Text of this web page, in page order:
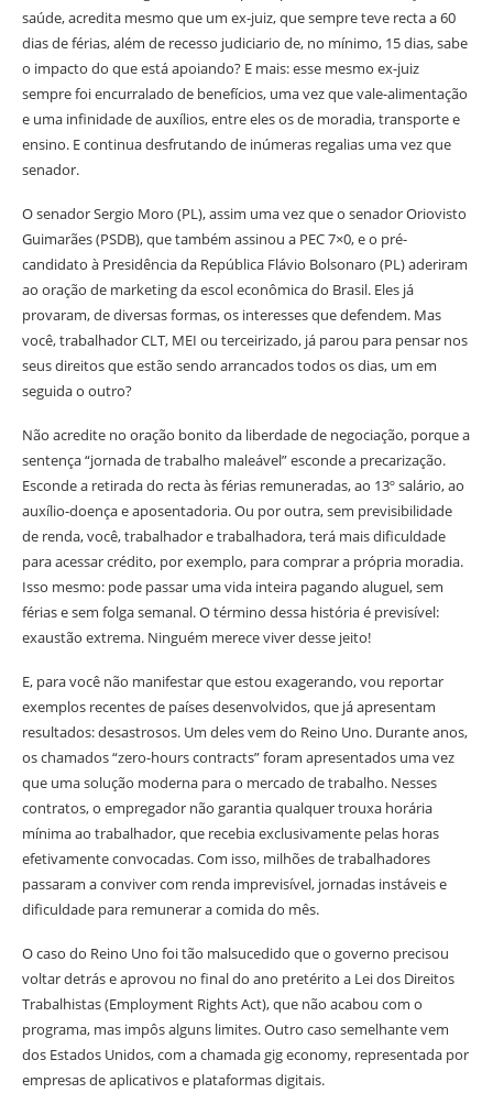
saúde, acredita mesmo que um ex-juiz, que sempre teve recta a 60
dias de férias, além de recesso judiciario de, no mínimo, 15 dias, sabe
o impacto do que está apoiando? E mais: esse mesmo ex-juiz
sempre foi encurralado de benefícios, uma vez que vale-alimentação
e uma infinidade de auxílios, entre eles os de moradia, transporte e
ensino. E continua desfrutando de inúmeras regalias uma vez que
senador.
O senador Sergio Moro (PL), assim uma vez que o senador Oriovisto
Guimarães (PSDB), que também assinou a PEC 7×0, e o pré-
candidato à Presidência da República Flávio Bolsonaro (PL) aderiram
ao oração de marketing da escol econômica do Brasil. Eles já
provaram, de diversas formas, os interesses que defendem. Mas
você, trabalhador CLT, MEI ou terceirizado, já parou para pensar nos
seus direitos que estão sendo arrancados todos os dias, um em
seguida o outro?
Não acredite no oração bonito da liberdade de negociação, porque a
sentença “jornada de trabalho maleável” esconde a precarização.
Esconde a retirada do recta às férias remuneradas, ao 13º salário, ao
auxílio-doença e aposentadoria. Ou por outra, sem previsibilidade
de renda, você, trabalhador e trabalhadora, terá mais dificuldade
para acessar crédito, por exemplo, para comprar a própria moradia.
Isso mesmo: pode passar uma vida inteira pagando aluguel, sem
férias e sem folga semanal. O término dessa história é previsível:
exaustão extrema. Ninguém merece viver desse jeito!
E, para você não manifestar que estou exagerando, vou reportar
exemplos recentes de países desenvolvidos, que já apresentam
resultados: desastrosos. Um deles vem do Reino Uno. Durante anos,
os chamados “zero-hours contracts” foram apresentados uma vez
que uma solução moderna para o mercado de trabalho. Nesses
contratos, o empregador não garantia qualquer trouxa horária
mínima ao trabalhador, que recebia exclusivamente pelas horas
efetivamente convocadas. Com isso, milhões de trabalhadores
passaram a conviver com renda imprevisível, jornadas instáveis e
dificuldade para remunerar a comida do mês.
O caso do Reino Uno foi tão malsucedido que o governo precisou
voltar detrás e aprovou no final do ano pretérito a Lei dos Direitos
Trabalhistas (Employment Rights Act), que não acabou com o
programa, mas impôs alguns limites. Outro caso semelhante vem
dos Estados Unidos, com a chamada gig economy, representada por
empresas de aplicativos e plataformas digitais.